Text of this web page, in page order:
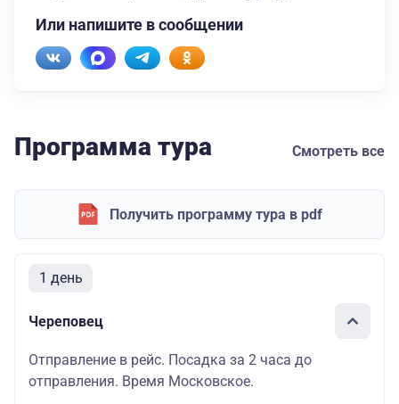
Или напишите в сообщении
Программа тура Смотреть все
Получить программу тура в pdf
1 день
Череповец
Отправление в рейс. Посадка за 2 часа до
отправления. Время Московское.